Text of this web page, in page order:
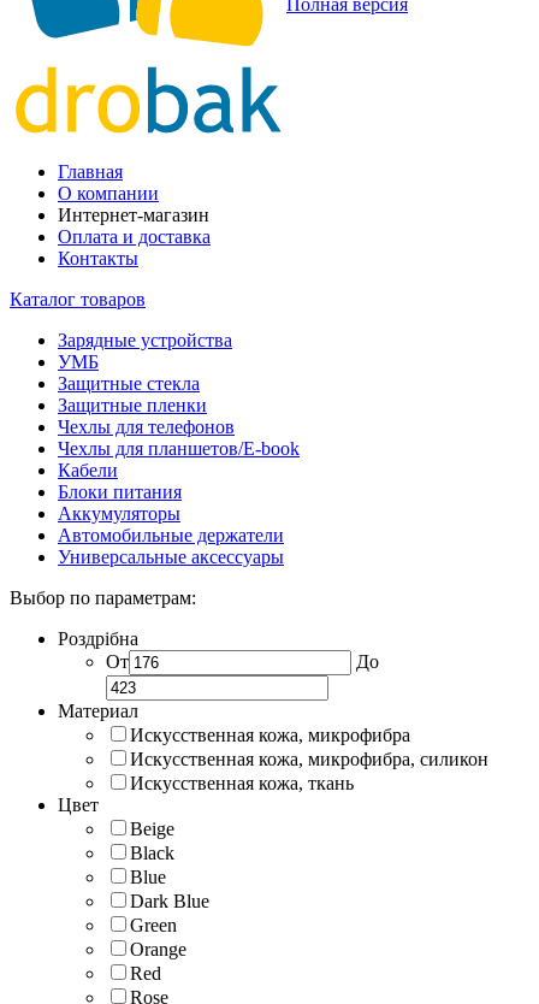
Главная
О компании
Интернет-магазин
Оплата и доставка
Контакты
Каталог товаров
Зарядные устройства
УМБ
Защитные стекла
Защитные пленки
Чехлы для телефонов
Чехлы для планшетов/E-book
Кабели
Блоки питания
Аккумуляторы
Автомобильные держатели
Универсальные аксессуары
Выбор по параметрам:
Роздрібна
От
До
Материал
Искусственная кожа, микрофибра
Искусственная кожа, микрофибра, силикон
Искусственная кожа, ткань
Цвет
Beige
Black
Blue
Dark Blue
Green
Orange
Red
Rose